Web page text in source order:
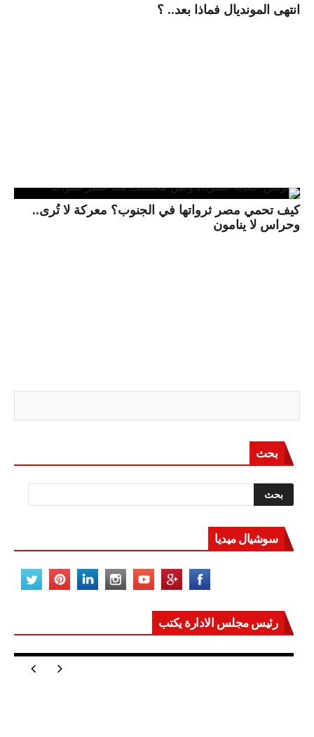
انتهى المونديال فماذا بعد.. ؟
كيف تحمي مصر ثرواتها في الجنوب؟ معركة لا تُرى..
وحراس لا ينامون
بحث
سوشيال ميديا
رئيس مجلس الادارة يكتب
مصر تعيد للعالم اتزانه